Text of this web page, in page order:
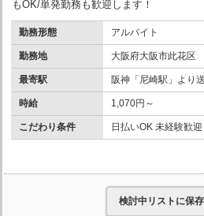
もOK/単発勤務も歓迎します！
勤務形態 アルバイト
勤務地 大阪府大阪市此花区
最寄駅 阪神「尼崎駅」より
時給 1,070円～
こだわり条件 日払いOK 未経験歓
検討中リストに保